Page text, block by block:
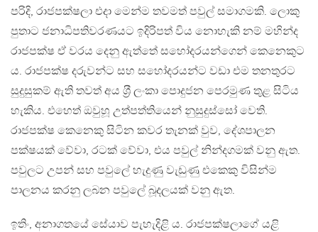
පරිදි, රාජපක්ෂලා එදා මෙන්ම තවමත් පවුල් සමාගමකි. ලොකු
පුතාට ජනාධිපතිවරණයට ඉදිරිපත් විය නොහැකි නම් මහින්ද
රාජපක්ෂ ඒ වරය දෙනු ඇත්තේ සහෝදරයන්ගෙන් කෙනෙකුට
ය. රාජපක්ෂ දරුවන්ට සහ සහෝදරයන්ට වඩා එම තනතුරට
සුදුසුකම් ඇති තවත් අය ශ‍්‍රී ලංකා පොදුජන පෙරමුණ තුළ සිටිය
හැකිය. එහෙත් ඔවුහූ උත්පත්තියෙන් නුසුදුස්සෝ වෙති.
රාජපක්ෂ කෙනෙකු සිටින කවර තැනක් වුව, දේශපාලන
පක්ෂයක් වේවා, රටක් වේවා, එය පවුල් නින්දගමක් වනු ඇත.
පවුලට උපන් සහ පවුලේ හැදුණු වැඩුණු එකෙකු විසින්ම
පාලනය කරනු ලබන පවුලේ බූදලයක් වනු ඇත.
ඉතිං, අනාගතයේ සේයාව පැහැදිළි ය. රාජපක්ෂලාගේ යළි